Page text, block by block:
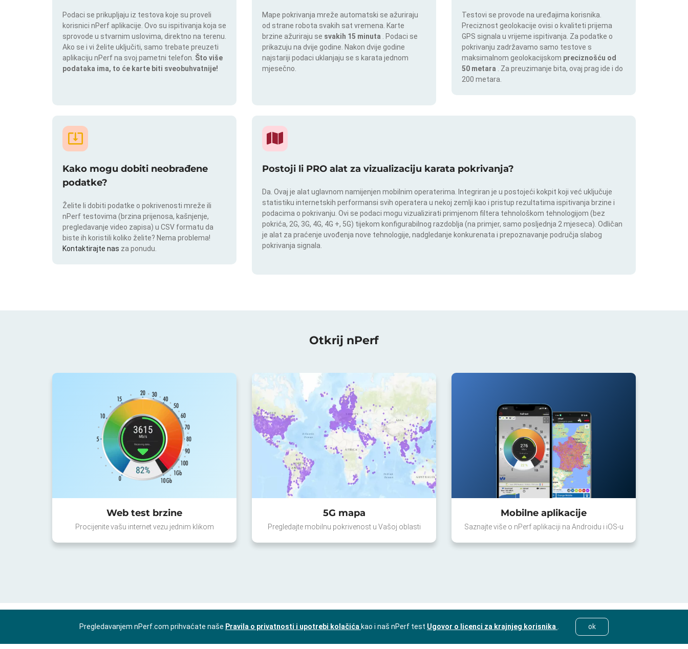
Podaci se prikupljaju iz testova koje su proveli
korisnici nPerf aplikacije. Ovo su ispitivanja koja se
sprovode u stvarnim uslovima, direktno na terenu.
Ako se i vi želite uključiti, samo trebate preuzeti
aplikaciju nPerf na svoj pametni telefon. Što više
podataka ima, to će karte biti sveobuhvatnije!
Mape pokrivanja mreže automatski se ažuriraju
od strane robota svakih sat vremena. Karte
brzine ažuriraju se svakih 15 minuta
. Podaci se
prikazuju na dvije godine. Nakon dvije godine
najstariji podaci uklanjaju se s karata jednom
mjesečno.
Testovi se provode na uređajima korisnika.
Preciznost geolokacije ovisi o kvaliteti prijema
GPS signala u vrijeme ispitivanja. Za podatke o
pokrivanju zadržavamo samo testove s
maksimalnom geolokacijskom preciznošću od
50 metara
. Za preuzimanje bita, ovaj prag ide i do
200 metara.
Kako mogu dobiti neobrađene
podatke?
Želite li dobiti podatke o pokrivenosti mreže ili
nPerf testovima (brzina prijenosa, kašnjenje,
pregledavanje video zapisa) u CSV formatu da
biste ih koristili koliko želite? Nema problema!
Kontaktirajte nas za ponudu.
Postoji li PRO alat za vizualizaciju karata pokrivanja?
Da. Ovaj je alat uglavnom namijenjen mobilnim operaterima. Integriran je u postojeći kokpit koji već uključuje
statistiku internetskih performansi svih operatera u nekoj zemlji kao i pristup rezultatima ispitivanja brzine i
podacima o pokrivanju. Ovi se podaci mogu vizualizirati primjenom filtera tehnološkom tehnologijom (bez
pokrića, 2G, 3G, 4G, 4G +, 5G) tijekom konfigurabilnog razdoblja (na primjer, samo posljednja 2 mjeseca). Odličan
je alat za praćenje uvođenja nove tehnologije, nadgledanje konkurenata i prepoznavanje područja slabog
pokrivanja signala.
Otkrij nPerf
Web test brzine
Procijenite vašu internet vezu jednim klikom
5G mapa
Pregledajte mobilnu pokrivenost u Vašoj oblasti
Mobilne aplikacije
Saznajte više o nPerf aplikaciji na Androidu i iOS-u
Pregledavanjem nPerf.com prihvaćate naše Pravila o privatnosti i upotrebi kolačića kao i naš nPerf test Ugovor o licenci za krajnjeg korisnika ok